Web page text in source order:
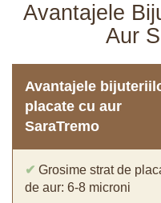
Avantajele
Aur
Avantajele
placate cu aur
SaraTremo
✔ Grosime strat de
de aur: 6-8 microni